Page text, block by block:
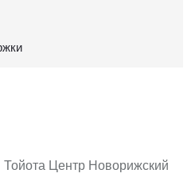
Тойота Центр Новорижский